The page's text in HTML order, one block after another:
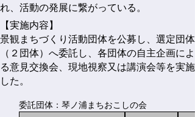
れ、活動の発展に繋がっている。
【実施内容】
景観まちづくり活動団体を公募し、選定団体
（２団体）へ委託し、各団体の自主企画によ
る意見交換会、現地視察又は講演会等を実施
した。
委託団体：琴ノ浦まちおこしの会